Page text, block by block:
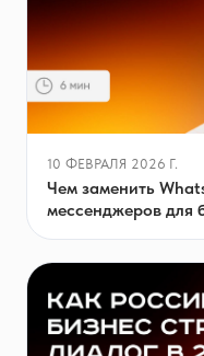
10 ФЕВРАЛЯ 2026 Г.
Чем заменить
мессенджеров для